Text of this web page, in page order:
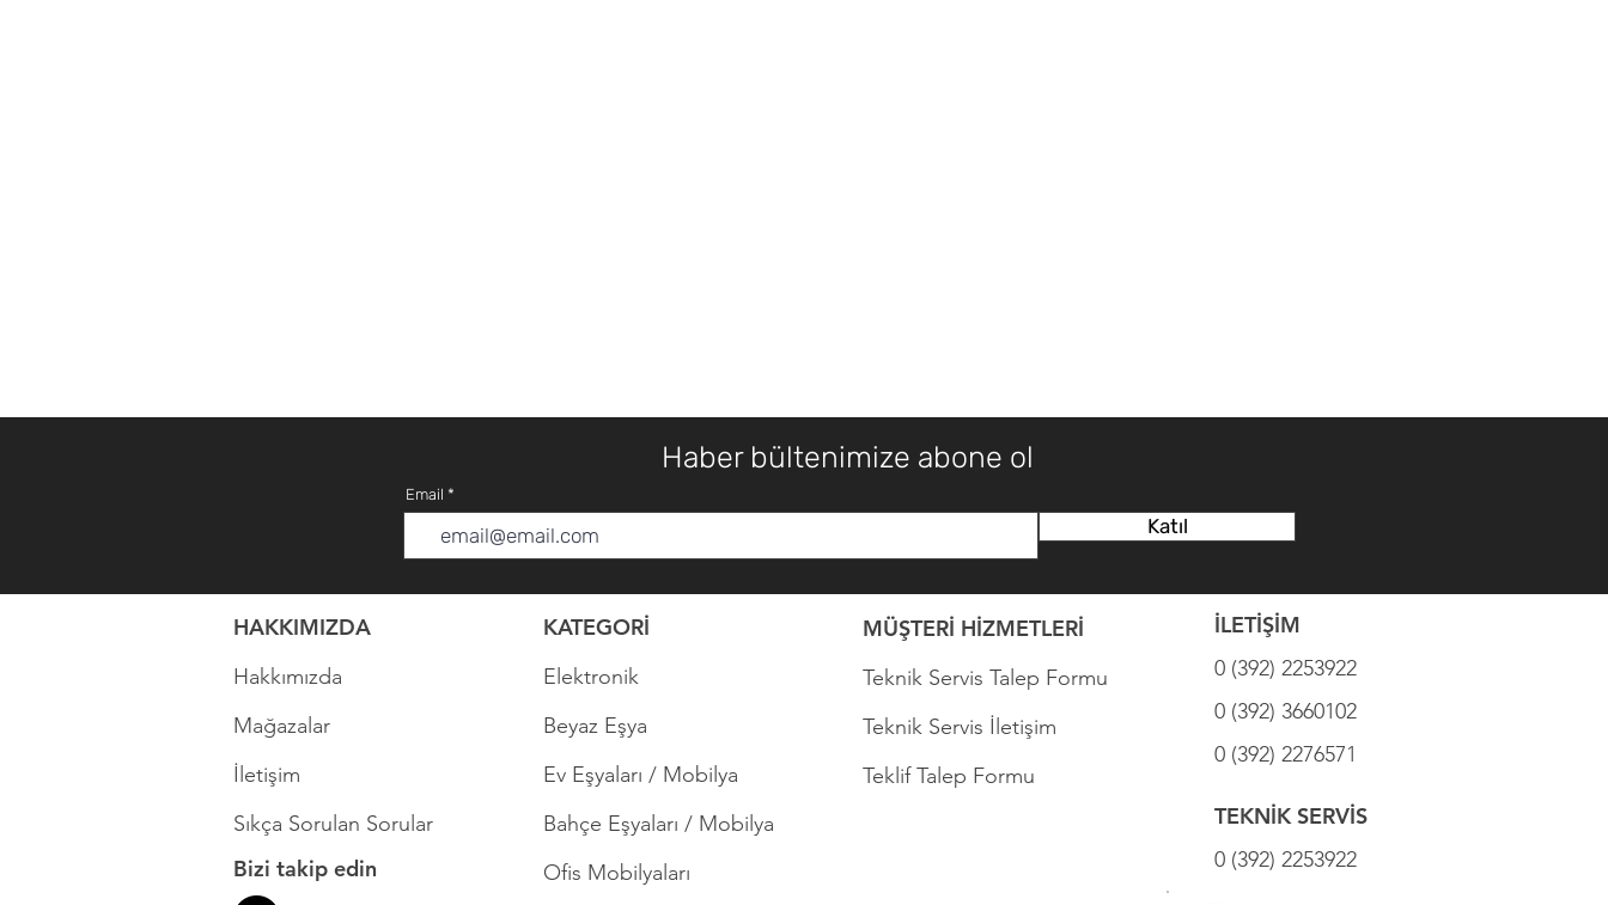
Haber bültenimize abone ol
Email
Katıl
HAKKIMIZDA
Hakkımızda
Mağazalar
İletişim
Sıkça Sorulan Sorular
Bizi takip edin
KATEGORİ
Elektronik
Beyaz Eşya
Ev Eşyaları / Mobilya
Bahçe Eşyaları / Mobilya
Ofis Mobilyaları
MÜŞTERİ HİZMETLERİ
Teknik Servis Talep Formu
Teknik Servis İletişim
Teklif Talep Formu
İLETİŞİM
0 (392) 2253922
0 (392) 3660102
0 (392) 2276571
TEKNİK SERVİS
0 (392) 2253922